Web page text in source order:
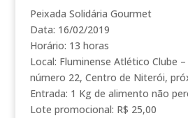
Peixada Solidária Gourmet
Data: 16/02/2019
Horário: 13 horas
Local: Fluminense Atlético Clube
número 22, Centro de Niterói,
Entrada: 1 Kg de alimento não
Lote promocional: R$ 25,00